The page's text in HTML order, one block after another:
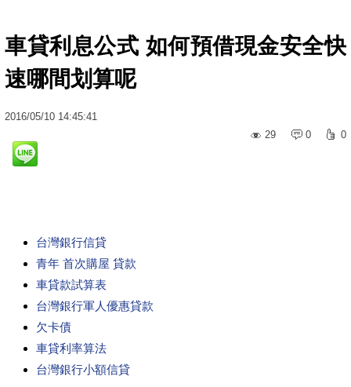
車貸利息公式 如何預借現金安全快
速哪間划算呢
2016/05/10 14:45:41
29
0 0
台灣銀行信貸
青年 首次購屋 貸款
車貸款試算表
台灣銀行軍人優惠貸款
欠卡債
車貸利率算法
台灣銀行小額信貸